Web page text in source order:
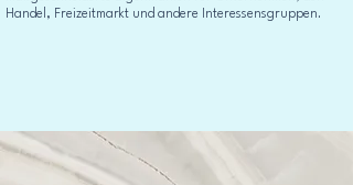
Handel, Freizeitmarkt und andere Interessensgruppen.